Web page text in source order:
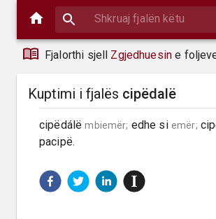
Fjalorthi sjell Zgjedhuesin e
Kuptimi i fjalës cipëdalë
cipëdálë mbiemër; edhe si emër;
pacipë.